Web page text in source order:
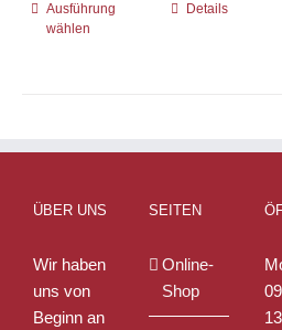
Ausführung
wählen
Dieses
der
Produktseite
Details
ÜBER UNS
Wir haben
uns von
Beginn an
SEITEN
Online-
Shop